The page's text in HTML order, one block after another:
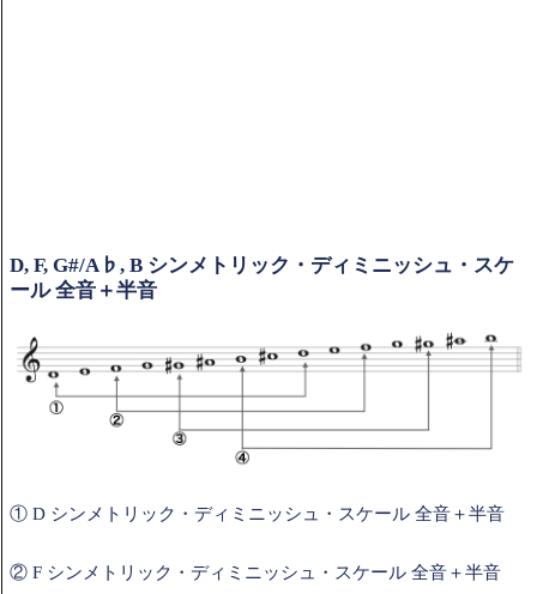
D, F, G#/A♭, B シンメトリック・ディミニッシュ・スケ
ール 全音＋半音
① D シンメトリック・ディミニッシュ・スケール 全音＋半音
② F シンメトリック・ディミニッシュ・スケール 全音＋半音